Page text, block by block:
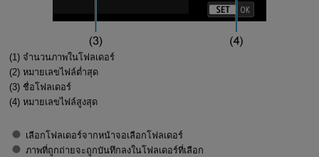
(1) จำนวนภาพในโฟลเดอร์
(2) หมายเลขไฟล์ต่ำสุด
(3) ชื่อโฟลเดอร์
(4) หมายเลขไฟล์สูงสุด
เลือกโฟลเดอร์จากหน้าจอเลือกโฟลเดอร์
ภาพที่ถูกถ่ายจะถูกบันทึกลงในโฟลเดอร์ที่เลือก